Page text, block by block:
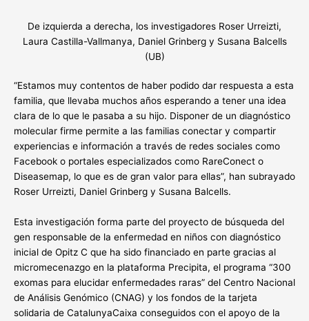
De izquierda a derecha, los investigadores Roser Urreizti,
Laura Castilla-Vallmanya, Daniel Grinberg y Susana Balcells
(UB)
“Estamos muy contentos de haber podido dar respuesta a esta
familia, que llevaba muchos años esperando a tener una idea
clara de lo que le pasaba a su hijo. Disponer de un diagnóstico
molecular firme permite a las familias conectar y compartir
experiencias e información a través de redes sociales como
Facebook o portales especializados como RareConect o
Diseasemap, lo que es de gran valor para ellas”, han subrayado
Roser Urreizti, Daniel Grinberg y Susana Balcells.
Esta investigación forma parte del proyecto de búsqueda del
gen responsable de la enfermedad en niños con diagnóstico
inicial de Opitz C que ha sido financiado en parte gracias al
micromecenazgo en la plataforma Precipita, el programa “300
exomas para elucidar enfermedades raras” del Centro Nacional
de Análisis Genómico (CNAG) y los fondos de la tarjeta
solidaria de CatalunyaCaixa conseguidos con el apoyo de la